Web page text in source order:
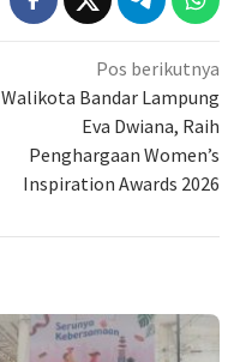
Pos berikutnya
Walikota Bandar Lampung
Eva Dwiana, Raih
Penghargaan Women’s
Inspiration Awards 2026